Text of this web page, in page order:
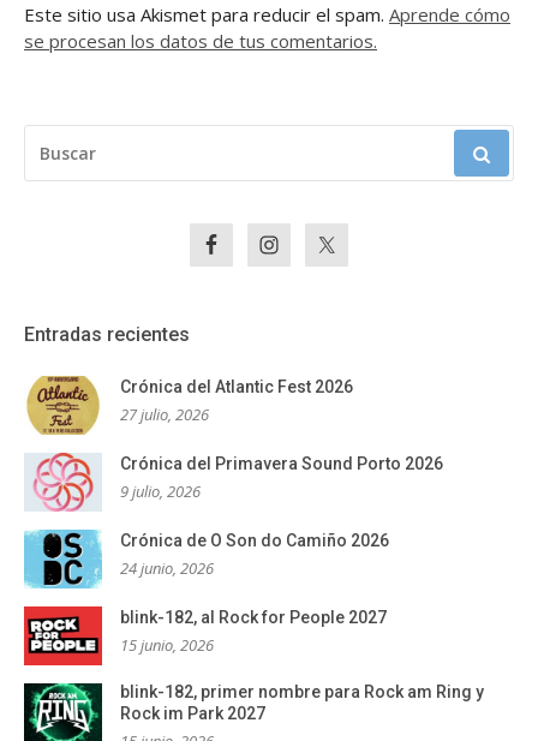
Este sitio usa Akismet para reducir el spam. Aprende cómo
se procesan los datos de tus comentarios.
Entradas recientes
Crónica del Atlantic Fest 2026
27 julio, 2026
Crónica del Primavera Sound Porto 2026
9 julio, 2026
Crónica de O Son do Camiño 2026
24 junio, 2026
blink-182, al Rock for People 2027
15 junio, 2026
blink-182, primer nombre para Rock am Ring y
Rock im Park 2027